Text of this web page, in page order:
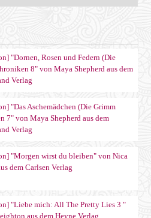
"Dornen, Rosen und Federn (Die
8" von Maya Shepherd aus dem
Verlag
"Das Aschemädchen (Die Grimm
7" von Maya Shepherd aus dem
Verlag
"Morgen wirst du bleiben" von Nica
dem Carlsen Verlag
"Liebe mich: All The Pretty Lies 3 "
aus dem Heyne Verlag